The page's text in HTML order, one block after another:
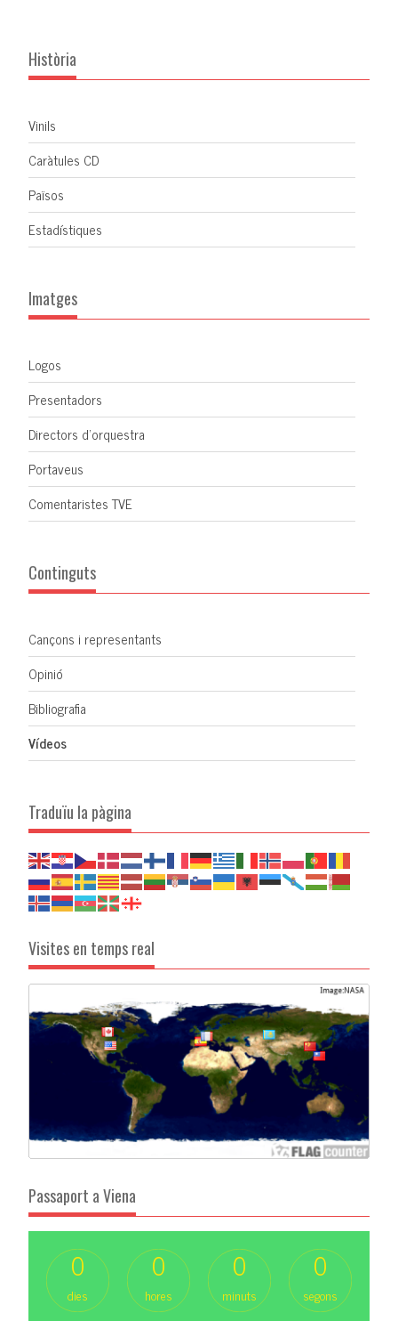
Història
Vinils
Caràtules CD
Països
Estadístiques
Imatges
Logos
Presentadors
Directors d'orquestra
Portaveus
Comentaristes TVE
Continguts
Cançons i representants
Opinió
Bibliografia
Vídeos
Traduïu la pàgina
Visites en temps real
Passaport a Viena
0
dies
0
hores
0
minuts
0
segons